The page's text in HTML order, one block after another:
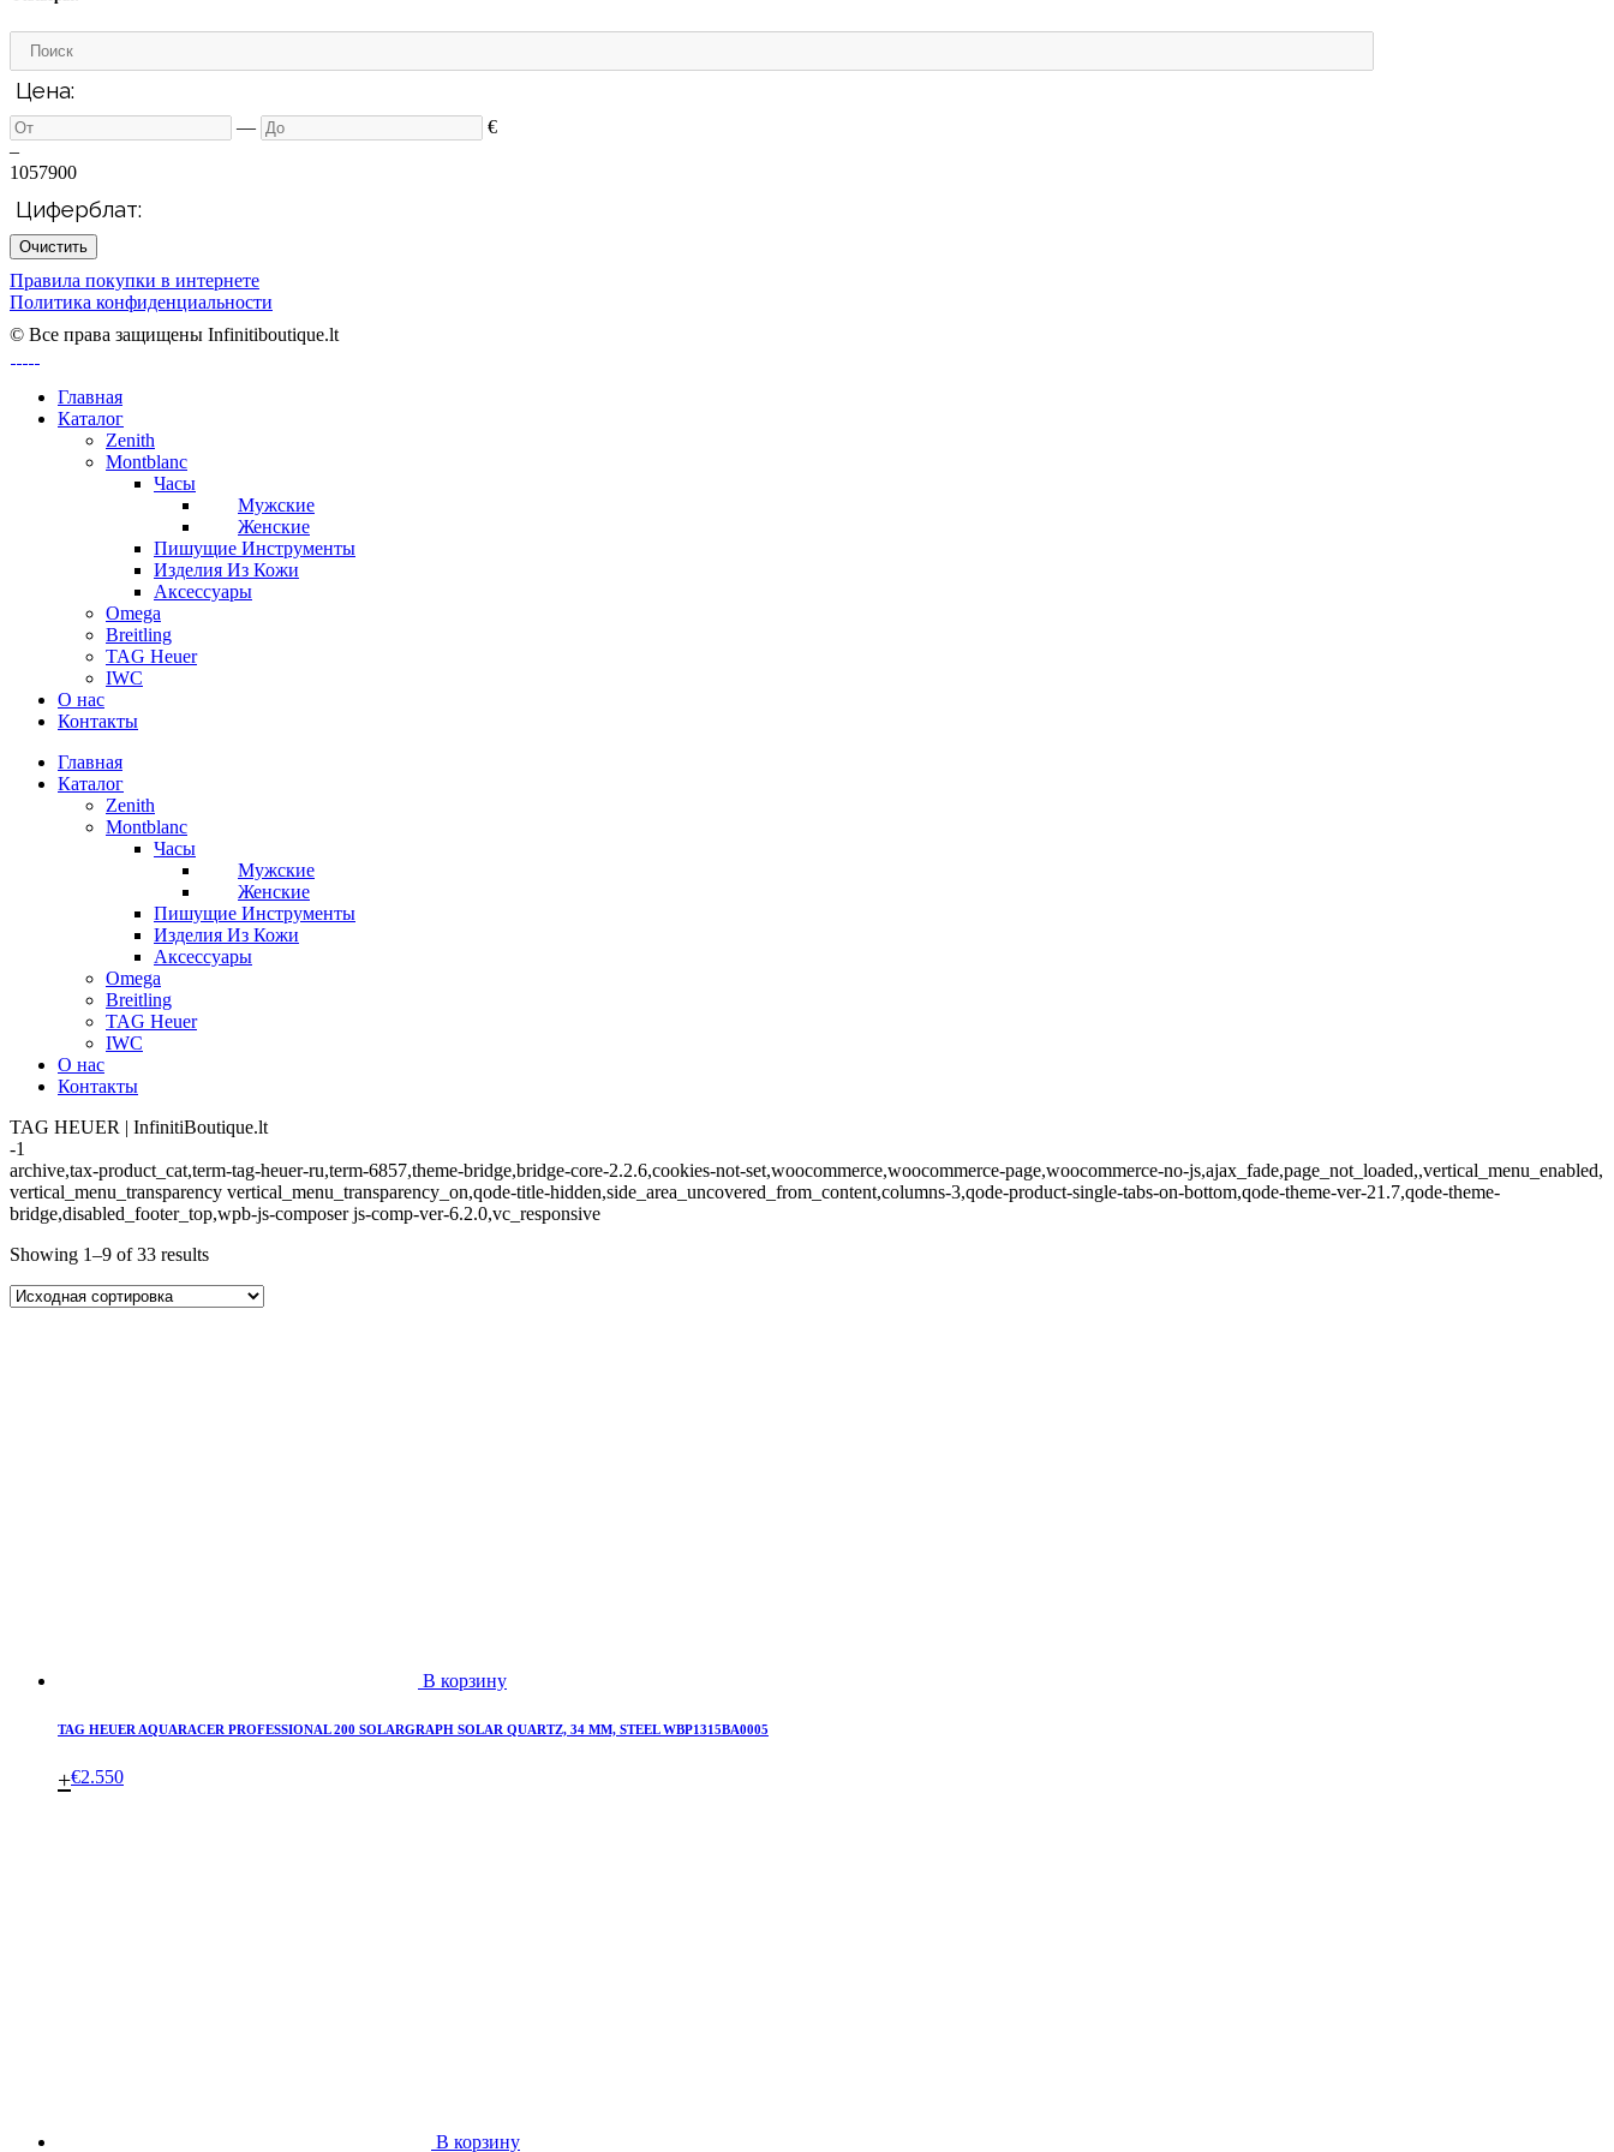
Цена:
—
€
–
1057900
Циферблат:
Очистить
Правила покупки в интернете
Политика конфиденциальности
© Все права защищены Infinitiboutique.lt
Главная
Каталог
Zenith
Montblanc
Часы
Мужские
Женские
Пишущие Инструменты
Изделия Из Кожи
Аксессуары
Omega
Breitling
TAG Heuer
IWC
О нас
Контакты
Главная
Каталог
Zenith
Montblanc
Часы
Мужские
Женские
Пишущие Инструменты
Изделия Из Кожи
Аксессуары
Omega
Breitling
TAG Heuer
IWC
О нас
Контакты
TAG HEUER | InfinitiBoutique.lt
-1
archive,tax-product_cat,term-tag-heuer-ru,term-6857,theme-bridge,bridge-core-2.2.6,cookies-not-set,woocommerce,woocommerce-page,woocommerce-no-js,ajax_fade,page_not_loaded,,vertical_menu_enabled,
vertical_menu_transparency vertical_menu_transparency_on,qode-title-hidden,side_area_uncovered_from_content,columns-3,qode-product-single-tabs-on-bottom,qode-theme-ver-21.7,qode-theme-
bridge,disabled_footer_top,wpb-js-composer js-comp-ver-6.2.0,vc_responsive
Showing 1–9 of 33 results
В корзину
TAG HEUER AQUARACER PROFESSIONAL 200 SOLARGRAPH SOLAR QUARTZ, 34 MM, STEEL WBP1315BA0005
€2.550
+
В корзину